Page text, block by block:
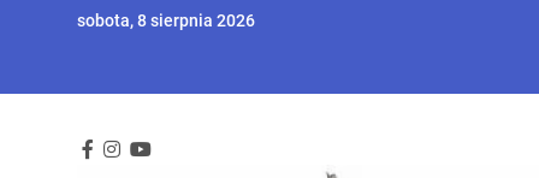
sobota, 8 sierpnia 2026